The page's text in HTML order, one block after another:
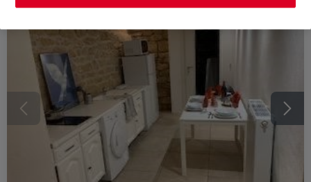
DISPONIBLE IMMÉDIATEMENT